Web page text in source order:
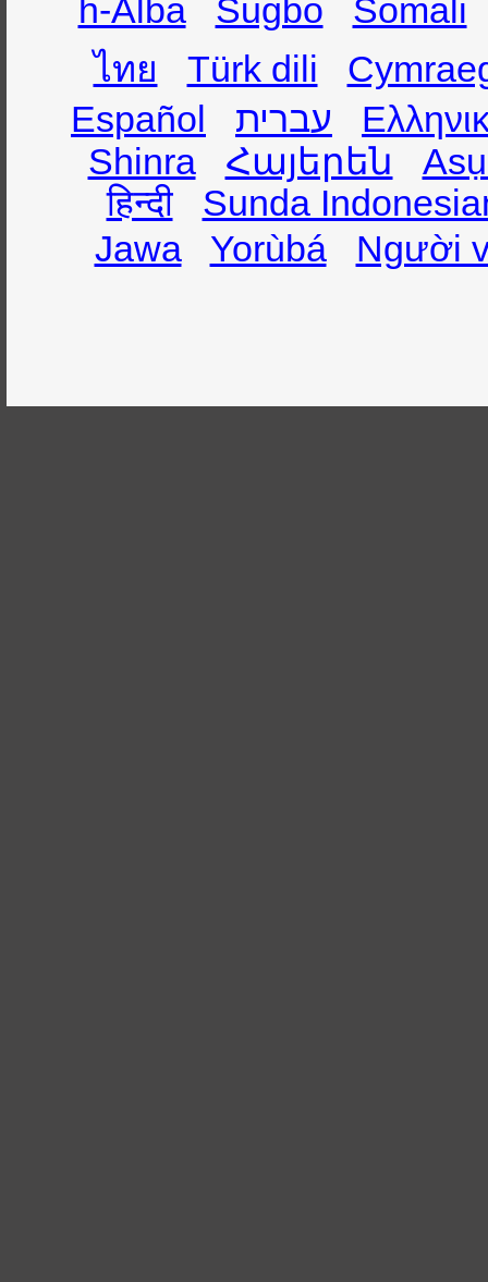
h-Alba
Sugbo
Somali
ไทย
Türk dili
Español
עברית
Shinra
Հայերեն
हिन्दी
Sunda
Jawa
Yorùbá Người